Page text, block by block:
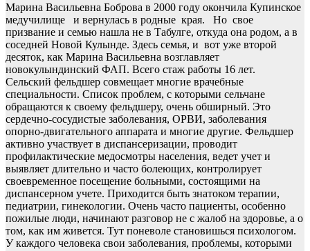
Марина Васильевна Боброва в 2000 году окончила Купинское
медучилище и вернулась в родные края. Но свое
призвание и семью нашла не в Табулге, откуда она родом, а в
соседней Новой Кулынде. Здесь семья, и вот уже второй
десяток, как Марина Васильевна возглавляет
новокулындинский ФАП. Всего стаж работы 16 лет.
Сельский фельдшер совмещает многие врачебные
специальности. Список проблем, с которыми сельчане
обращаются к своему фельдшеру, очень обширный. Это
сердечно-сосудистые заболевания, ОРВИ, заболевания
опорно-двигательного аппарата и многие другие. Фельдшер
активно участвует в диспансеризации, проводит
профилактические медосмотры населения, ведет учет и
выявляет длительно и часто болеющих, контролирует
своевременное посещение больными, состоящими на
диспансерном учете. Приходится быть знатоком терапии,
педиатрии, гинекологии. Очень часто пациенты, особенно
пожилые люди, начинают разговор не с жалоб на здоровье, а о
том, как им живется. Тут поневоле становишься психологом.
У каждого человека свои заболевания, проблемы, которыми